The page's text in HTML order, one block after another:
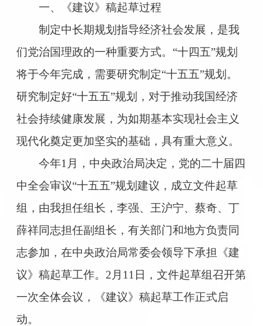
一、《建议》稿起草过程
制定中长期规划指导经济社会发展，是我
们党治国理政的一种重要方式。“十四五”规划
将于今年完成，需要研究制定“十五五”规划。
研究制定好“十五五”规划，对于推动我国经济
社会持续健康发展，为如期基本实现社会主义
现代化奠定更加坚实的基础，具有重大意义。
今年1月，中央政治局决定，党的二十届四
中全会审议“十五五”规划建议，成立文件起草
组，由我担任组长，李强、王沪宁、蔡奇、丁
薛祥同志担任副组长，有关部门和地方负责同
志参加，在中央政治局常委会领导下承担《建
议》稿起草工作。2月11日，文件起草组召开第
一次全体会议，《建议》稿起草工作正式启
动。